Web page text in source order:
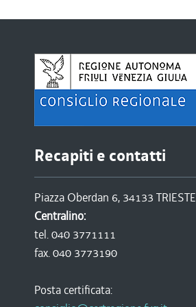
Recapiti e contatti
Piazza Oberdan 6, 34133 TRIESTE
Centralino:
tel. 040 3771111
fax. 040 3773190
Posta certificata: